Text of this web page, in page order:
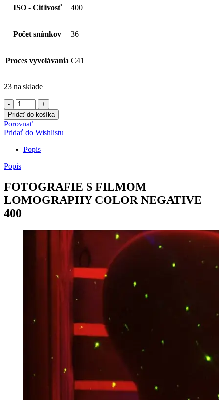
ISO - Citlivosť 400
Počet snímkov 36
Proces vyvolávania C41
23 na sklade
množstvo
35mm
Lomography
Color
Negative
400-
EXP
Pridať do košíka
Porovnať
Pridať do Wishlistu
Popis
Popis
FOTOGRAFIE S FILMOM
LOMOGRAPHY COLOR NEGATIVE
400